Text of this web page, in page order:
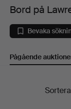
påBord på
Bevaka
Pågående
PågåendeSortera